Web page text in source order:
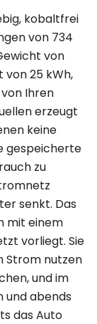
kobaltfrei
von 734
von
von 25 kWh,
Ihren
erzeugt
keine
gespeicherte
zu
senkt. Das
mit einem
vorliegt. Sie
Strom nutzen
und im
und abends
das Auto